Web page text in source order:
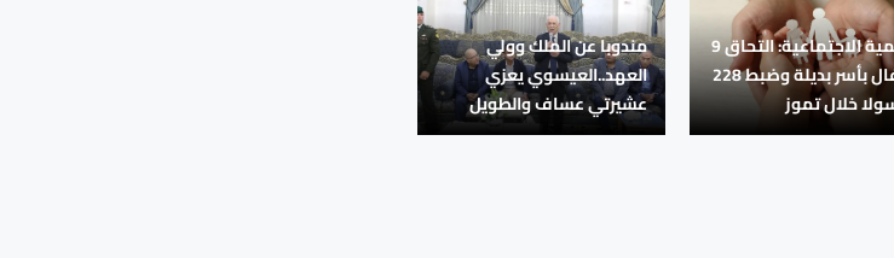
مندوبا عن الملك وولي
العهد..العيسوي يعزي
عشيرتي عساف والطويل
‏التنمية الاجتماعية: التحاق 9
أطفال بأسر بديلة وضبط 228
خلال تموز